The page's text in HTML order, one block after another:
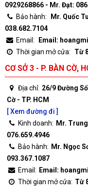
0929268866 - Mr. Đạt:
Bảo hành:
Mr. Quốc
038.682.7104
Email:
Email:
Thời gian mở cửa:
Từ
CƠ SỞ 3 - P. BÀN CỜ,
Địa chỉ: 26/9 Đường
Cờ - TP. HCM
[ Xem đường đi ]
Kinh doanh: Mr.
076.659.4946
Bảo hành: Mr. Ngọc
093.367.1087
Email: Email:
Thời gian mở cửa: Từ